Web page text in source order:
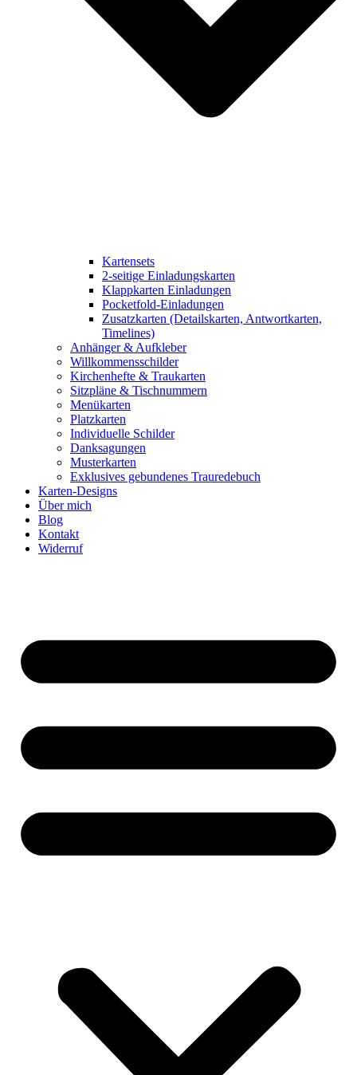
Kartensets
2-seitige Einladungskarten
Klappkarten Einladungen
Pocketfold-Einladungen
Zusatzkarten (Detailskarten, Antwortkarten,
Timelines)
Anhänger & Aufkleber
Willkommensschilder
Kirchenhefte & Traukarten
Sitzpläne & Tischnummern
Menükarten
Platzkarten
Individuelle Schilder
Danksagungen
Musterkarten
Exklusives gebundenes Trauredebuch
Karten-Designs
Über mich
Blog
Kontakt
Widerruf